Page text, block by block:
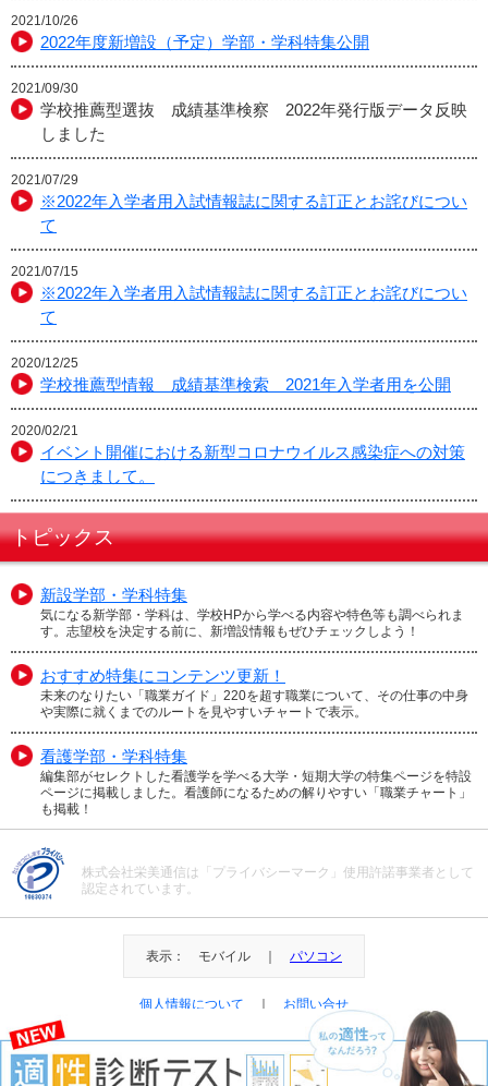
2021/10/26
2022年度新増設（予定）学部・学科特集公開
2021/09/30
学校推薦型選抜 成績基準検察 2022年発行版データ反映
しました
2021/07/29
※2022年入学者用入試情報誌に関する訂正とお詫びについ
て
2021/07/15
※2022年入学者用入試情報誌に関する訂正とお詫びについ
て
2020/12/25
学校推薦型情報 成績基準検索 2021年入学者用を公開
2020/02/21
イベント開催における新型コロナウイルス感染症への対策
につきまして。
トピックス
新設学部・学科特集
気になる新学部・学科は、学校HPから学べる内容や特色等も調べられま
す。志望校を決定する前に、新増設情報もぜひチェックしよう！
おすすめ特集にコンテンツ更新！
未来のなりたい「職業ガイド」220を超す職業について、その仕事の中身
や実際に就くまでのルートを見やすいチャートで表示。
看護学部・学科特集
編集部がセレクトした看護学を学べる大学・短期大学の特集ページを特設
ページに掲載しました。看護師になるための解りやすい「職業チャート」
も掲載！
株式会社栄美通信は「プライバシーマーク」使用許諾事業者として
認定されています。
表示： モバイル ｜ パソコン
個人情報について お問い合せ
＠Eibi Tsushin All Right Reserved.